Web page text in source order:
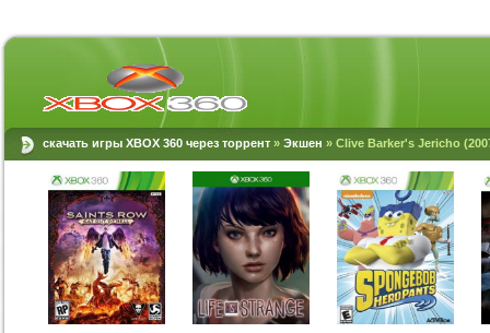
скачать игры XBOX 360 через торрент » Экшен » Clive Barker's Jericho